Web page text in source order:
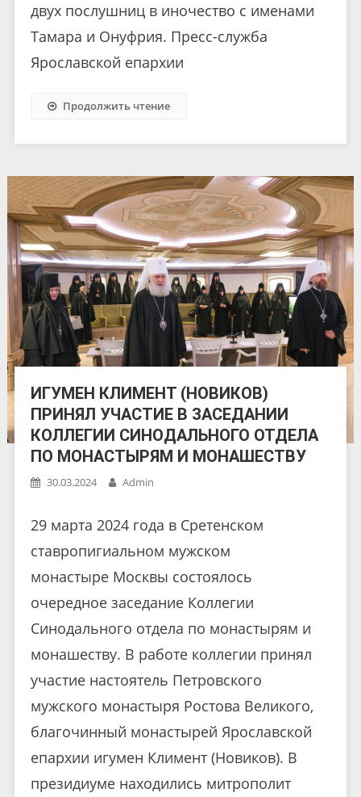
двух послушниц в иночество с именами
Тамара и Онуфрия. Пресс-служба
Ярославской епархии
Продолжить чтение
ИГУМЕН КЛИМЕНТ (НОВИКОВ)
ПРИНЯЛ УЧАСТИЕ В ЗАСЕДАНИИ
КОЛЛЕГИИ СИНОДАЛЬНОГО ОТДЕЛА
ПО МОНАСТЫРЯМ И МОНАШЕСТВУ
30.03.2024 Admin
29 марта 2024 года в Сретенском
ставропигиальном мужском
монастыре Москвы состоялось
очередное заседание Коллегии
Синодального отдела по монастырям и
монашеству. В работе коллегии принял
участие настоятель Петровского
мужского монастыря Ростова Великого,
благочинный монастырей Ярославской
епархии игумен Климент (Новиков). В
президиуме находились митрополит